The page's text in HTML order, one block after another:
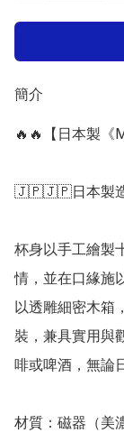
簡介
🔥🔥【日本製《
🇯🇵🇯🇵日本
杯身以手工繪製
情，並在口緣施
以透雕細密木箱
裝，兼具實用與
啡或啤酒，無論
材質：磁器（美